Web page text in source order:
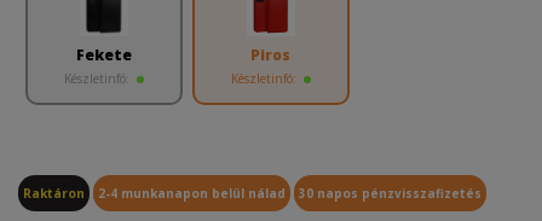
Fekete
Készletinfó:
Piros
Készletinfó:
Raktáron 2-4 munkanapon belül nálad 30 napos pénzvisszafizetés